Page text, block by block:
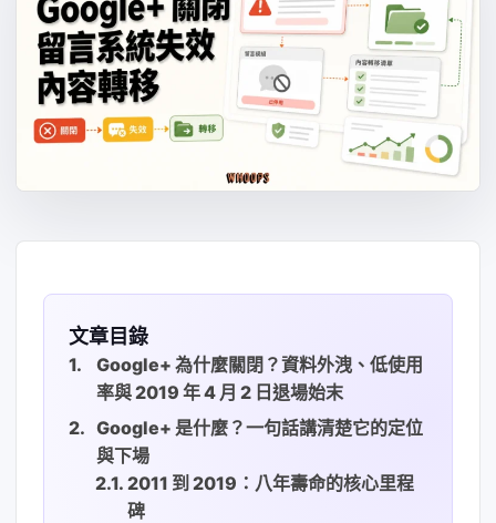
文章目錄
Google+ 為什麼關閉？資料外洩、低使用
率與 2019 年 4 月 2 日退場始末
Google+ 是什麼？一句話講清楚它的定位
與下場
2011 到 2019：八年壽命的核心里程
碑